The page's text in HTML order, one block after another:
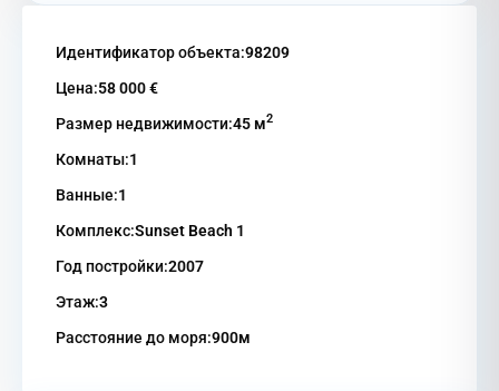
Идентификатор объекта:98209
Цена:58 000 €
Размер недвижимости:45 м2
Комнаты:1
Ванные:1
Комплекс:Sunset Beach 1
Год постройки:2007
Этаж:3
Расстояние до моря:900м